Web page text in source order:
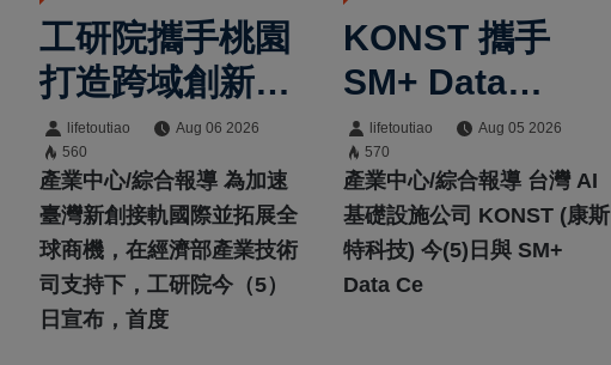
工研院攜手桃園
打造跨域創新平
台 共拓全球商機
lifetoutiao
Aug 06 2026
560
產業中心/綜合報導 為加速
臺灣新創接軌國際並拓展全
球商機，在經濟部產業技術
司支持下，工研院今（5）
日宣布，首度
KONST 攜手
SM+ Data
Centers、LG
Sinar Mas 簽署
SMX01資料中心
合作協議 算力版
圖正式跨足東南
lifetoutiao
Aug 05 2026
570
產業中心/綜合報導 台灣 AI
基礎設施公司 KONST (康斯
特科技) 今(5)日與 SM+
Data Ce